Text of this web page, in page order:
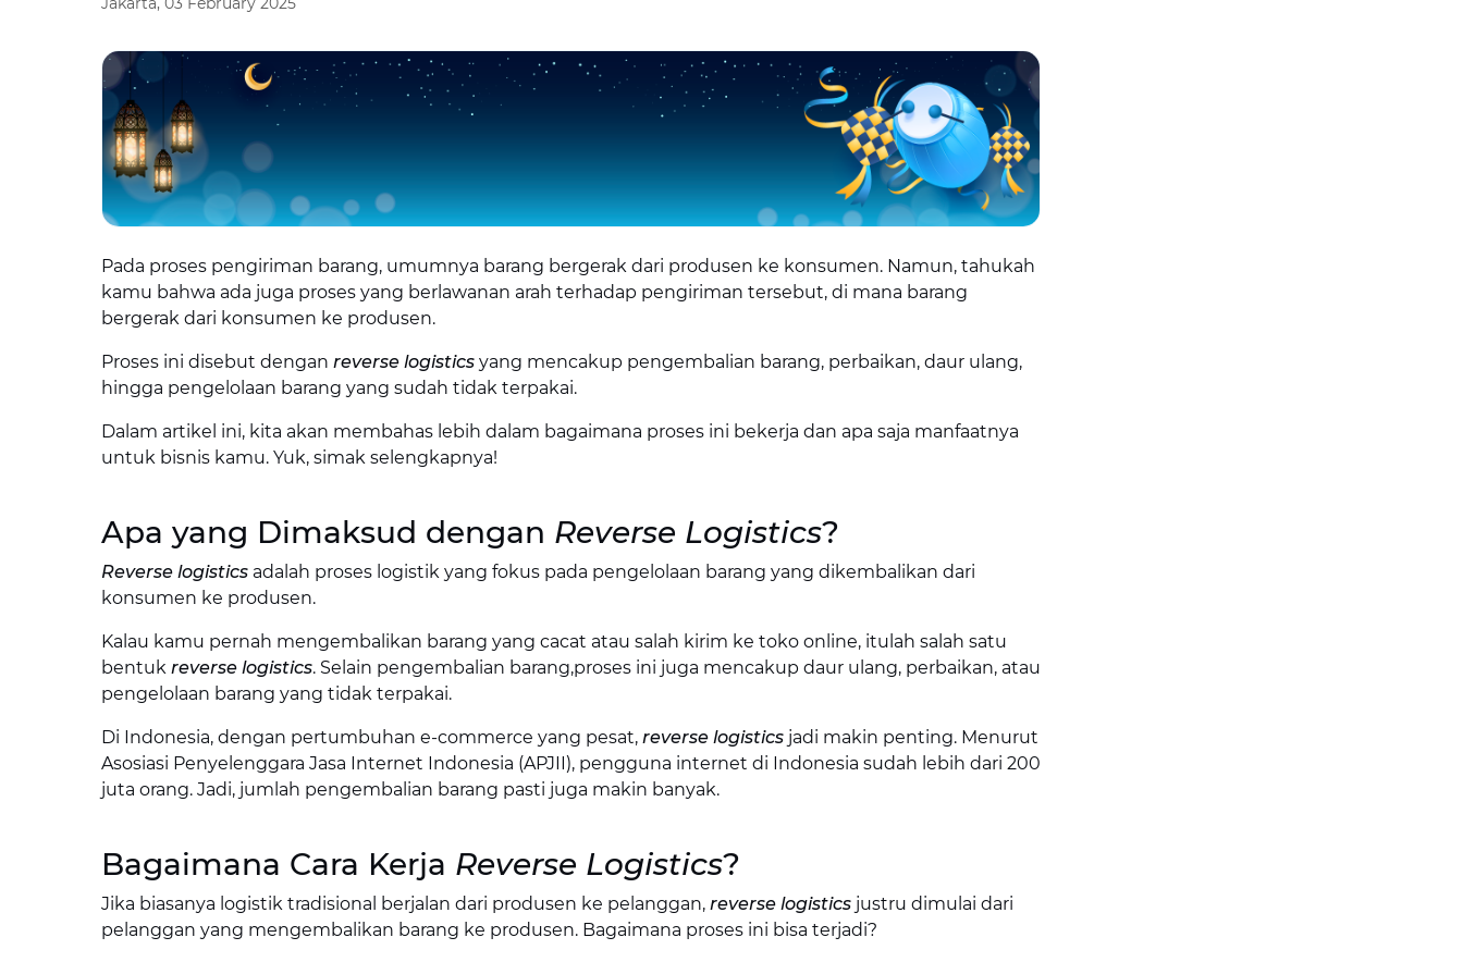
Pada proses pengiriman barang, umumnya barang bergerak dari produsen ke konsumen. Namun, tahukah
kamu bahwa ada juga proses yang berlawanan arah terhadap pengiriman tersebut, di mana barang
bergerak dari konsumen ke produsen.
Proses ini disebut dengan reverse logisticsyang mencakup pengembalian barang, perbaikan, daur ulang,
hingga pengelolaan barang yang sudah tidak terpakai.
Dalam artikel ini, kita akan membahas lebih dalam bagaimana proses ini bekerja dan apa saja manfaatnya
untuk bisnis kamu. Yuk, simak selengkapnya!
Apa yang Dimaksud dengan Reverse Logistics?
Reverse logisticsadalah proses logistik yang fokus pada pengelolaan barang yang dikembalikan dari
konsumen ke produsen.
Kalau kamu pernah mengembalikan barang yang cacat atau salah kirim ke toko online, itulah salah satu
bentuk reverse logistics. Selain pengembalian barang,proses ini juga mencakup daur ulang, perbaikan, atau
pengelolaan barang yang tidak terpakai.
Di Indonesia, dengan pertumbuhan e-commerce yang pesat, reverse logisticsjadi makin penting. Menurut
Asosiasi Penyelenggara Jasa Internet Indonesia (APJII), pengguna internet di Indonesia sudah lebih dari 200
juta orang. Jadi, jumlah pengembalian barang pasti juga makin banyak.
Bagaimana Cara Kerja Reverse Logistics?
Jika biasanya logistik tradisional berjalan dari produsen ke pelanggan, reverse logisticsjustru dimulai dari
pelanggan yang mengembalikan barang ke produsen. Bagaimana proses ini bisa terjadi?